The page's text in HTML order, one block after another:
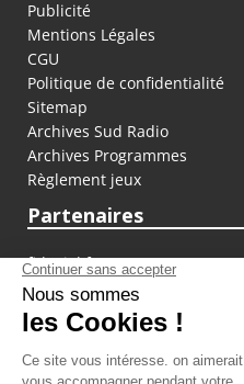
Publicité
Mentions Légales
CGU
Politique de confidentialité
Sitemap
Archives Sud Radio
Archives Programmes
Règlement jeux
Partenaires
fiducial.fr
lyoncapitale.fr
olympique-et-lyonnais.com
L'application Iphone /